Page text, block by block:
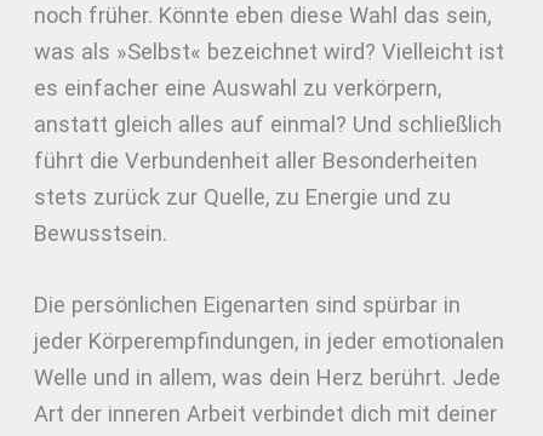
noch früher. Könnte eben diese Wahl das sein,
was als »Selbst« bezeichnet wird? Vielleicht ist
es einfacher eine Auswahl zu verkörpern,
anstatt gleich alles auf einmal? Und schließlich
führt die Verbundenheit aller Besonderheiten
stets zurück zur Quelle, zu Energie und zu
Bewusstsein.
Die persönlichen Eigenarten sind spürbar in
jeder Körperempfindungen, in jeder emotionalen
Welle und in allem, was dein Herz berührt. Jede
Art der inneren Arbeit verbindet dich mit deiner